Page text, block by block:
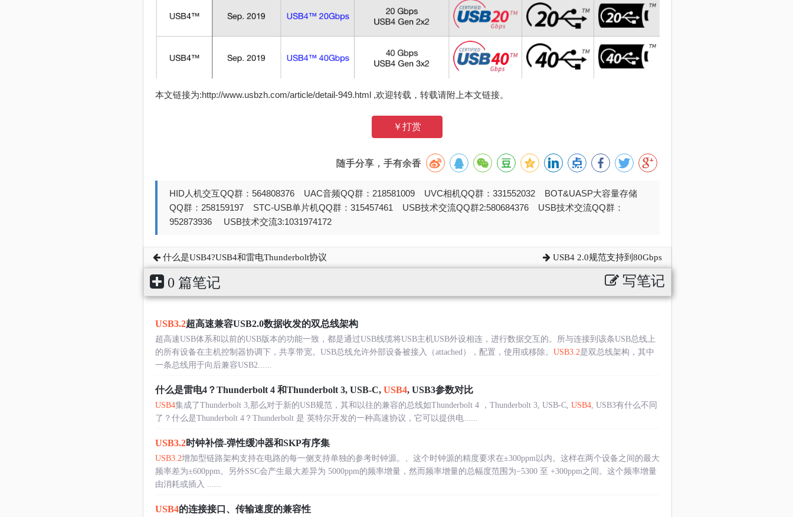
本文链接为:http://www.usbzh.com/article/detail-949.html ,欢迎转载，转载请附上本文链接。
￥打赏
随手分享，手有余香
HID人机交互QQ群：564808376 UAC音频QQ群：218581009 UVC相机QQ群：331552032 BOT&UASP大容量存储
QQ群：258159197 STC-USB单片机QQ群：315457461 USB技术交流QQ群2:580684376 USB技术交流QQ群：
952873936 USB技术交流3:1031974172
什么是USB4?USB4和雷电Thunderbolt协议 USB4 2.0规范支持到80Gbps
0 篇笔记 写笔记
USB3.2超高速兼容USB2.0数据收发的双总线架构
超高速USB体系和以前的USB版本的功能一致，都是通过USB线缆将USB主机USB外设相连，进行数据交互的。所与连接到该条USB总线上
的所有设备在主机控制器协调下，共享带宽。USB总线允许外部设备被接入（attached），配置，使用或移除。 USB3.2是双总线架构，其中
一条总线用于向后兼容USB2......
什么是雷电4？Thunderbolt 4 和Thunderbolt 3, USB-C, USB4, USB3参数对比
USB4集成了Thunderbolt 3,那么对于新的USB规范，其和以往的兼容的总线如Thunderbolt 4 ，Thunderbolt 3, USB-C, USB4, USB3有什么不同
了？什么是Thunderbolt 4？Thunderbolt 是 英特尔开发的一种高速协议，它可以提供电......
USB3.2时钟补偿-弹性缓冲器和SKP有序集
USB3.2增加型链路架构支持在电路的每一侧支持单独的参考时钟源。、这个时钟源的精度要求在±300ppm以内。这样在两个设备之间的最大
频率差为±600ppm。另外SSC会产生最大差异为 5000ppm的频率增量，然而频率增量的总幅度范围为−5300 至 +300ppm之间。这个频率增量
由消耗或插入 ......
USB4的连接接口、传输速度的兼容性